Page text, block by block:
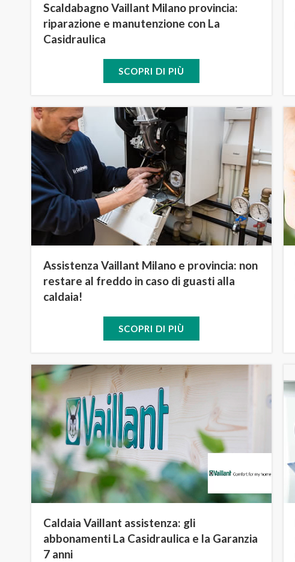
Scaldabagno Vaillant Milano provincia:
riparazione e manutenzione con La
Casidraulica
SCOPRI DI PIÙ
Assistenza Vaillant Milano e provincia: non
restare al freddo in caso di guasti alla
caldaia!
SCOPRI DI PIÙ
Caldaia Vaillant assistenza: gli
abbonamenti La Casidraulica e la Garanzia
7 anni